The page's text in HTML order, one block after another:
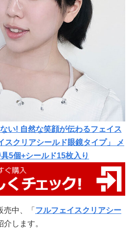
い! 自然な笑顔が伝わるフェイス
スクリアシールド眼鏡タイプ」 メ
5個+シールド15枚入り
売中、「 フルフェイスクリアシー
介します。